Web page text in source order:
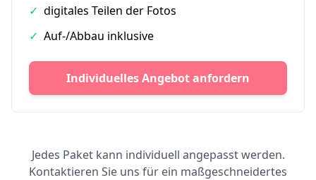
✓ digitales Teilen der Fotos
✓ Auf-/Abbau inklusive
Individuelles Angebot anfordern
Jedes Paket kann individuell angepasst werden.
Kontaktieren Sie uns für ein maßgeschneidertes